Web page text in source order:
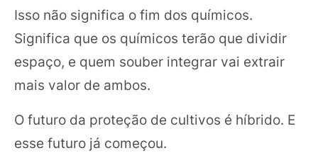
Isso não significa o fim dos químicos.
Significa que os químicos terão que dividir
espaço, e quem souber integrar vai extrair
mais valor de ambos.
O futuro da proteção de cultivos é híbrido. E
esse futuro já começou.